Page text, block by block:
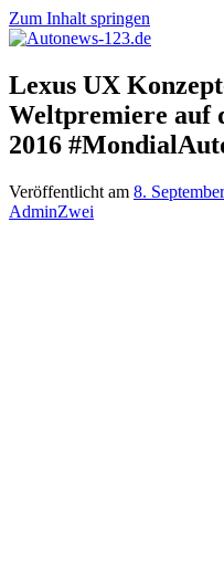
Zum Inhalt springen
Autonews-
123.de
Autonews
mit
Charme
Lexus UX
Weltpremiere auf
2016
Veröffentlicht am 8.
AdminZwei